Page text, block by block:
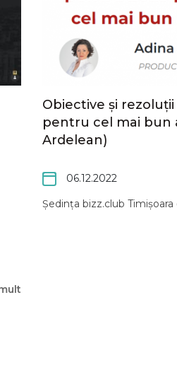
Obiective și
pentru cel mai bun
Ardelean)
06.12.2022
Ședința bizz.club